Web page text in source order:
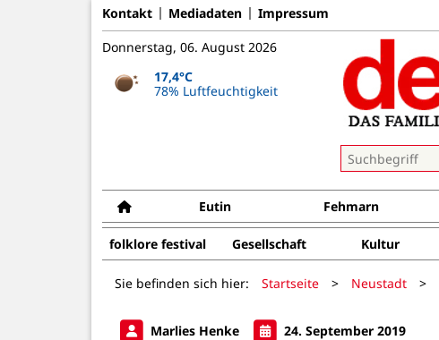
Kontakt Mediadaten Impressum
Donnerstag, 06. August 2026
17,4°C
78% Luftfeuchtigkeit
Eutin Fehmarn
folklore festival Gesellschaft Kultur
Sie befinden sich hier: Startseite > Neustadt >
Marlies Henke 24. September 2019